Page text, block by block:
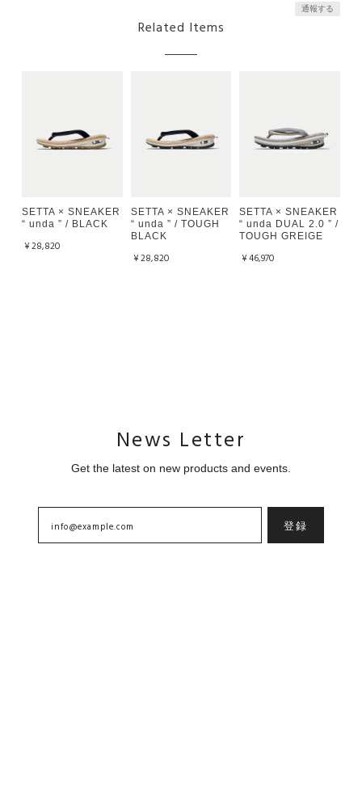
通報する
Related Items
SETTA × SNEAKER
“ unda ” / BLACK
¥28,820
SETTA × SNEAKER
“ unda ” / TOUGH
BLACK
¥28,820
SETTA × SNEAKER
“ unda DUAL 2.0 ” /
TOUGH GREIGE
¥46,970
News Letter
Get the latest on new products and events.
登録